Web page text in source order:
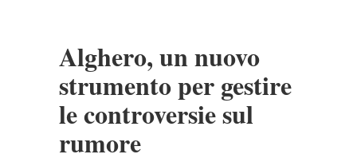
Alghero, un nuovo
strumento per gestire
le controversie sul
rumore